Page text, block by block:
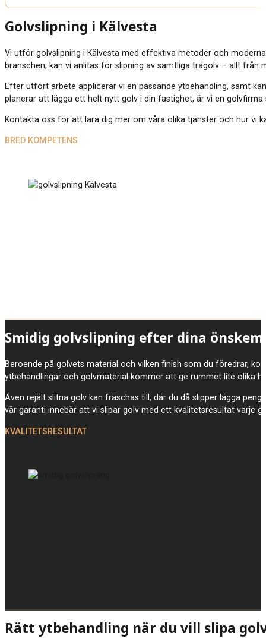
Golvslipning i Kälvesta
Vi utför golvslipning i Kälvesta med effektiva metoder och
branschen, kan vi anlitas för slipning av samtliga trägolv – allt
Efter utfört arbete applicerar vi en passande ytbehandling, samt
planerar att lägga ett helt nytt golv i din fastighet, är vi en golvfirma
Kontakta oss för att lära dig mer om våra olika tjänster och hur vi
BRED KOMPETENS
Smidig golvslipning efter dina
Beroende på golvets material och vilken finish som du föredrar,
ytbehandlingar och golvmaterial kommer att ge rummet lite olika
Även rejält slitna golv kan fräschas till, där du då slipper lägga
vår garanti innebär att vi slipar golv med ett kvalitetsresultat varje
KVALITETSRESULTAT
Rätt ytbehandling när du vill slipa